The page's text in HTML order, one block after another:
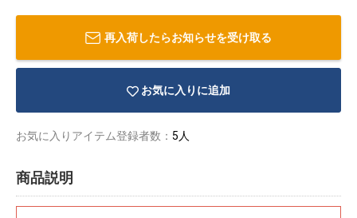
再入荷したらお知らせを受け取る
お気に入りに追加
お気に入りアイテム登録者数： 5人
商品説明